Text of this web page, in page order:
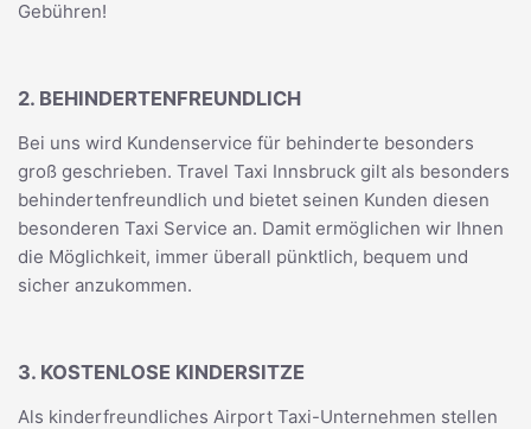
Gebühren!
2. BEHINDERTENFREUNDLICH
Bei uns wird Kundenservice für behinderte besonders
groß geschrieben. Travel Taxi Innsbruck gilt als besonders
behindertenfreundlich und bietet seinen Kunden diesen
besonderen Taxi Service an. Damit ermöglichen wir Ihnen
die Möglichkeit, immer überall pünktlich, bequem und
sicher anzukommen.
3. KOSTENLOSE KINDERSITZE
Als kinderfreundliches Airport Taxi-Unternehmen stellen